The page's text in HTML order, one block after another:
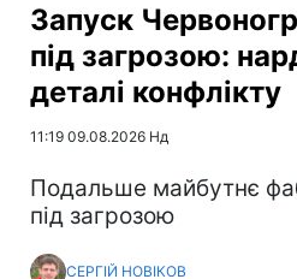
Запуск
під загрозою:
деталі конфлікту
11:19 09.08.2026 Нд
Подальше майбутнє
під загрозою
СЕРГІЙ НОВІКОВ